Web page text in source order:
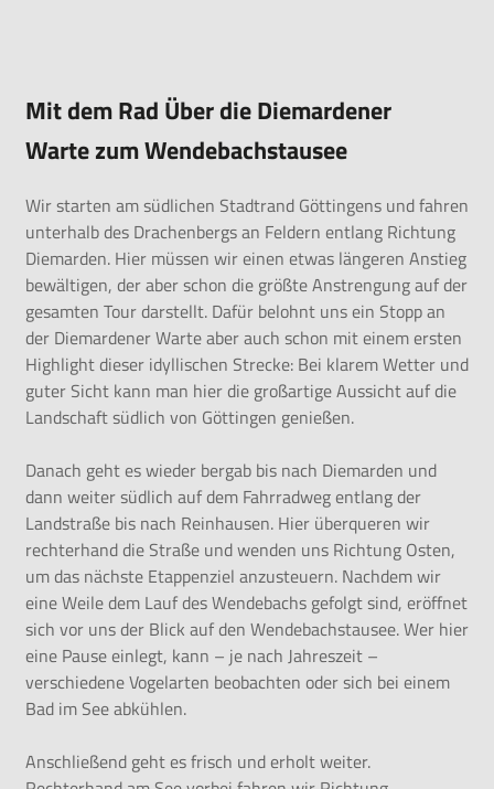
Mit dem Rad Über die Diemardener
Warte zum Wendebachstausee
Wir starten am südlichen Stadtrand Göttingens und fahren
unterhalb des Drachenbergs an Feldern entlang Richtung
Diemarden. Hier müssen wir einen etwas längeren Anstieg
bewältigen, der aber schon die größte Anstrengung auf der
gesamten Tour darstellt. Dafür belohnt uns ein Stopp an
der Diemardener Warte aber auch schon mit einem ersten
Highlight dieser idyllischen Strecke: Bei klarem Wetter und
guter Sicht kann man hier die großartige Aussicht auf die
Landschaft südlich von Göttingen genießen.
Danach geht es wieder bergab bis nach Diemarden und
dann weiter südlich auf dem Fahrradweg entlang der
Landstraße bis nach Reinhausen. Hier überqueren wir
rechterhand die Straße und wenden uns Richtung Osten,
um das nächste Etappenziel anzusteuern. Nachdem wir
eine Weile dem Lauf des Wendebachs gefolgt sind, eröffnet
sich vor uns der Blick auf den Wendebachstausee. Wer hier
eine Pause einlegt, kann – je nach Jahreszeit –
verschiedene Vogelarten beobachten oder sich bei einem
Bad im See abkühlen.
Anschließend geht es frisch und erholt weiter.